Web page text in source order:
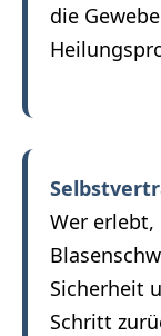
die
Wer
Sicherheit
Schritt